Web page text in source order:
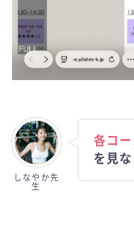
しなやか先
生
各コ
を見